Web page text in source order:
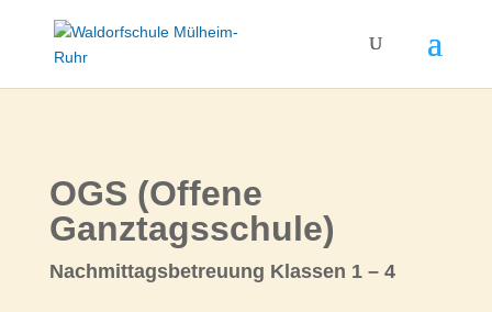
OGS (Offene
Ganztagsschule)
Nachmittagsbetreuung Klassen 1 – 4